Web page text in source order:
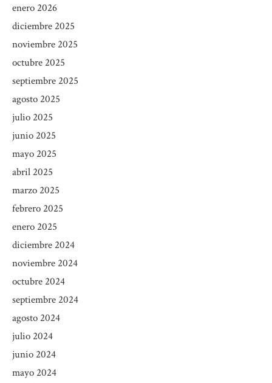
enero 2026
diciembre 2025
noviembre 2025
octubre 2025
septiembre 2025
agosto 2025
julio 2025
junio 2025
mayo 2025
abril 2025
marzo 2025
febrero 2025
enero 2025
diciembre 2024
noviembre 2024
octubre 2024
septiembre 2024
agosto 2024
julio 2024
junio 2024
mayo 2024